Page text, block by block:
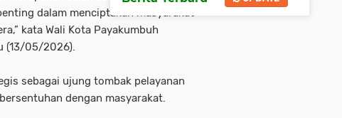
dalam menciptakan masyarakat
kata Wali Kota Payakumbuh
(13/05/2026).
sebagai ujung tombak pelayanan
dengan masyarakat.